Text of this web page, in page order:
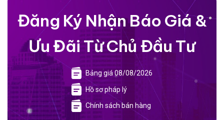
Đăng Ký Nhận Báo Giá &
Ưu Đãi Từ Chủ Đầu Tư
Bảng giá 08/08/2026
Hồ sơ pháp lý
Chính sách bán hàng